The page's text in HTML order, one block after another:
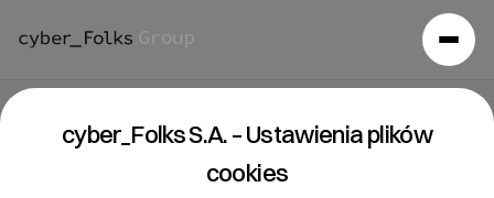
Raport bieżący 15/2024
cyber_Folks S.A. – Ustawienia plików
cookies